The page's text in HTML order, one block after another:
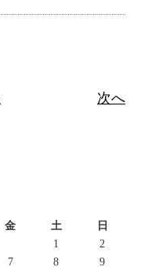
次へ
金 土
日
1
2
7 8
9